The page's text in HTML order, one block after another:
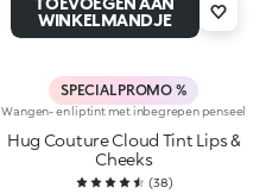
WINKELMANDJE
SPECIAL PROMO %
Wangen- en liptint met inbegrepen penseel
Hug Couture Cloud Tint Lips &
Cheeks
(38)